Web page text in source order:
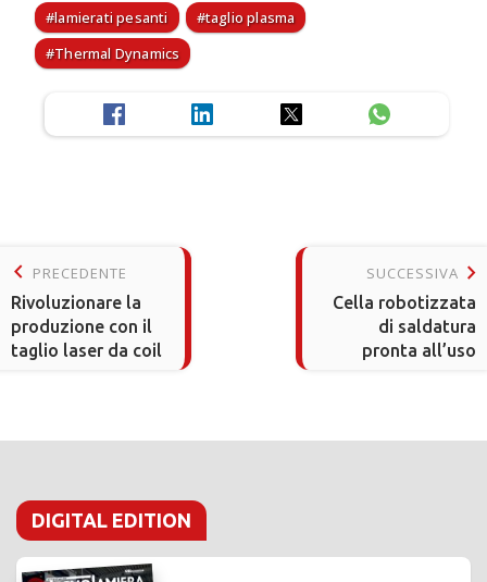
lamierati pesanti
taglio plasma
Thermal Dynamics
keyboard_arrow_left PRECEDENTE
Rivoluzionare la
produzione con il
taglio laser da coil
SUCCESSIVA keyboard_arrow_right
Cella robotizzata
di saldatura
pronta all’uso
DIGITAL EDITION